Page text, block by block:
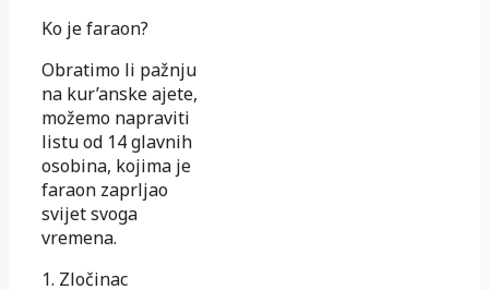
Ko je faraon?
Obratimo li pažnju
na kur’anske ajete,
možemo napraviti
listu od 14 glavnih
osobina, kojima je
faraon zaprljao
svijet svoga
vremena.
1. Zločinac